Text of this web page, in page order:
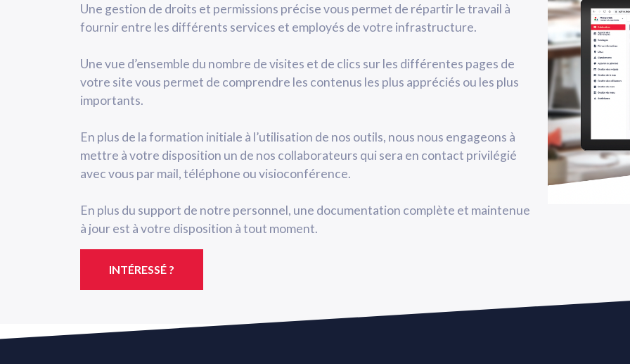
Une gestion de droits et permissions précise vous permet de répartir le travail à
fournir entre les différents services et employés de votre infrastructure.
Une vue d’ensemble du nombre de visites et de clics sur les différentes pages de
votre site vous permet de comprendre les contenus les plus appréciés ou les plus
importants.
En plus de la formation initiale à l’utilisation de nos outils, nous nous engageons à
mettre à votre disposition un de nos collaborateurs qui sera en contact privilégié
avec vous par mail, téléphone ou visioconférence.
En plus du support de notre personnel, une documentation complète et maintenue
à jour est à votre disposition à tout moment.
INTÉRESSÉ ?